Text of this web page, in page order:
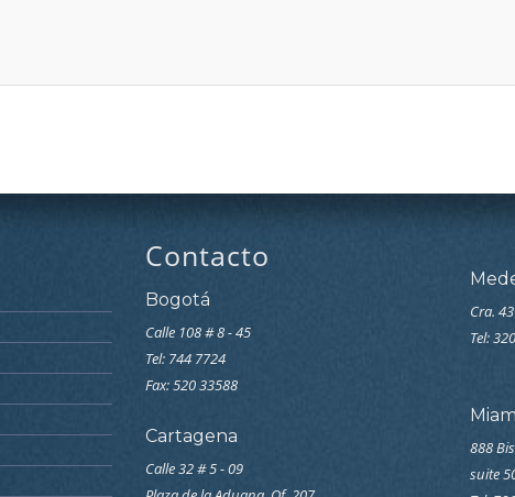
Contacto
Bogotá
Calle 108 # 8 - 45
Tel: 744 7724
Fax: 520 33588
Cartagena
Calle 32 # 5 - 09
Cra.
Tel:
888
suite